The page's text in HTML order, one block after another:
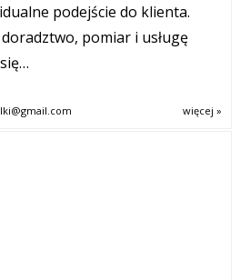
podejście do klienta.
pomiar i usługę
więcej »